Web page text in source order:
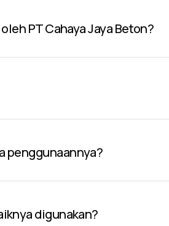
PT Cahaya Jaya Beton?
penggunaannya?
digunakan?